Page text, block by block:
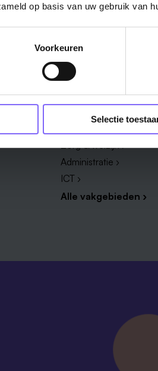
op basis van uw gebruik van
Voorkeuren
Selectie
Vakgebied
Zorg & welzijn ›
Administratie ›
ICT ›
Alle vakgebieden ›